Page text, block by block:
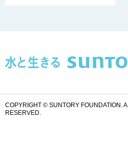
COPYRIGHT © SUNTORY FOUNDATION.
RESERVED.